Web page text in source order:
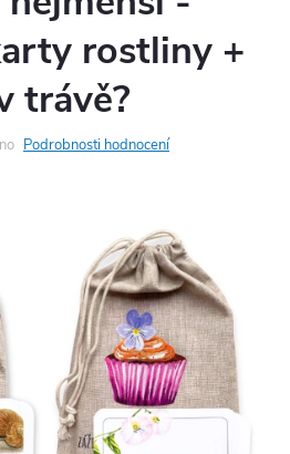
rostliny +
trávě?
Podrobnosti hodnocení